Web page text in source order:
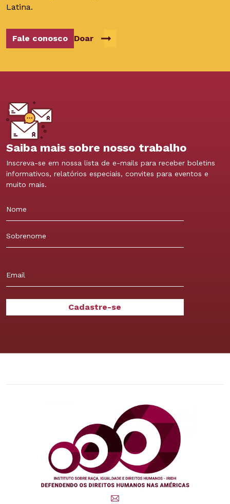
Latina.
Fale conosco Doar
Saiba mais sobre nosso trabalho
Inscreva-se em nossa lista de e-mails para receber boletins
informativos, relatórios especiais, convites para eventos e
muito mais.